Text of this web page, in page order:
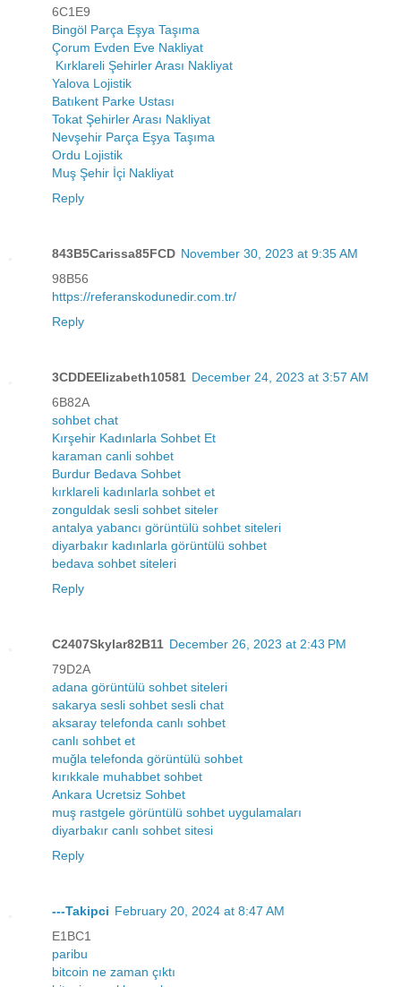
6C1E9
Bingöl Parça Eşya Taşıma
Çorum Evden Eve Nakliyat
Kırklareli Şehirler Arası Nakliyat
Yalova Lojistik
Batıkent Parke Ustası
Tokat Şehirler Arası Nakliyat
Nevşehir Parça Eşya Taşıma
Ordu Lojistik
Muş Şehir İçi Nakliyat
Reply
843B5Carissa85FCD November 30, 2023 at 9:35 AM
98B56
https://referanskodunedir.com.tr/
Reply
3CDDEElizabeth10581 December 24, 2023 at 3:57 AM
6B82A
sohbet chat
Kırşehir Kadınlarla Sohbet Et
karaman canli sohbet
Burdur Bedava Sohbet
kırklareli kadınlarla sohbet et
zonguldak sesli sohbet siteler
antalya yabancı görüntülü sohbet siteleri
diyarbakır kadınlarla görüntülü sohbet
bedava sohbet siteleri
Reply
C2407Skylar82B11 December 26, 2023 at 2:43 PM
79D2A
adana görüntülü sohbet siteleri
sakarya sesli sohbet sesli chat
aksaray telefonda canlı sohbet
canlı sohbet et
muğla telefonda görüntülü sohbet
kırıkkale muhabbet sohbet
Ankara Ucretsiz Sohbet
muş rastgele görüntülü sohbet uygulamaları
diyarbakır canlı sohbet sitesi
Reply
---Takipci February 20, 2024 at 8:47 AM
E1BC1
paribu
bitcoin ne zaman çıktı